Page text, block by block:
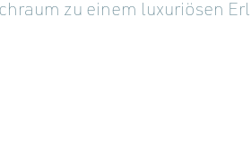
zu einem luxuriösen